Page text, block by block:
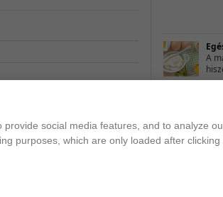
A
social media features, and to analyze
purposes, which are only loaded after